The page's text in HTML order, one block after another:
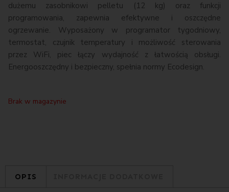
dużemu zasobnikowi pelletu (12 kg) oraz funkcji
programowania, zapewnia efektywne i oszczędne
ogrzewanie. Wyposażony w programator tygodniowy,
termostat, czujnik temperatury i możliwość sterowania
przez WiFi, piec łączy wydajność z łatwością obsługi.
Energooszczędny i bezpieczny, spełnia normy Ecodesign.
Brak w magazynie
OPIS